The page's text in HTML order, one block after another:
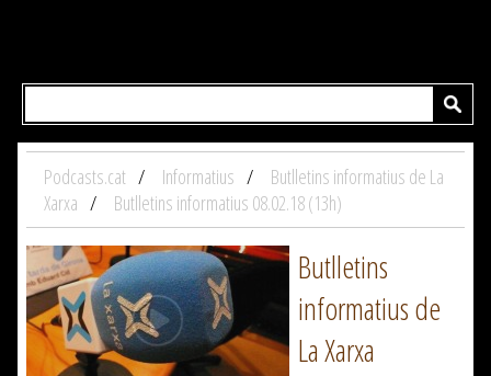
Podcasts.cat Informatius
Butlletins informatius de La
Xarxa
Butlletins informatius 08.02.18 (13h)
Butlletins
informatius de
La Xarxa